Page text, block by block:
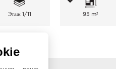
Этаж 1/11 95 m²